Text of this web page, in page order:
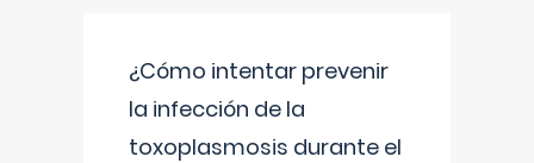
¿Cómo intentar prevenir
la infección de la
toxoplasmosis durante el